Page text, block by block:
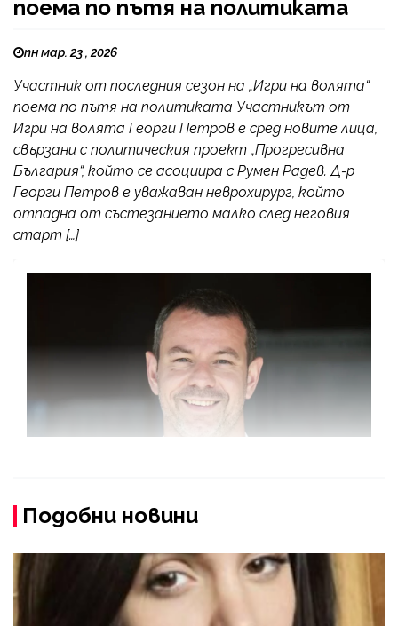
поема по пътя на политиката
пн мар. 23 , 2026
Участник от последния сезон на „Игри на волята“
поема по пътя на политиката Участникът от
Игри на волята Георги Петров е сред новите лица,
свързани с политическия проект „Прогресивна
България“, който се асоциира с Румен Радев. Д-р
Георги Петров е уважаван неврохирург, който
отпадна от състезанието малко след неговия
старт […]
Подобни новини